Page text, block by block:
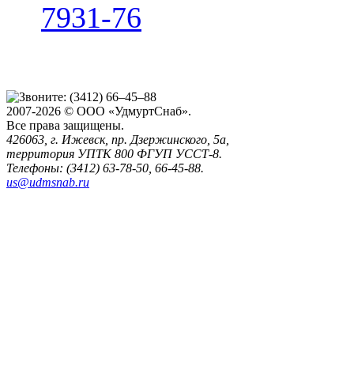
7931-76
2007-2026 © ООО «УдмуртСнаб».
Все права защищены.
426063, г. Ижевск, пр. Дзержинского, 5а,
территория УПТК 800 ФГУП УССТ-8.
Телефоны: (3412) 63-78-50, 66-45-88.
us@udmsnab.ru